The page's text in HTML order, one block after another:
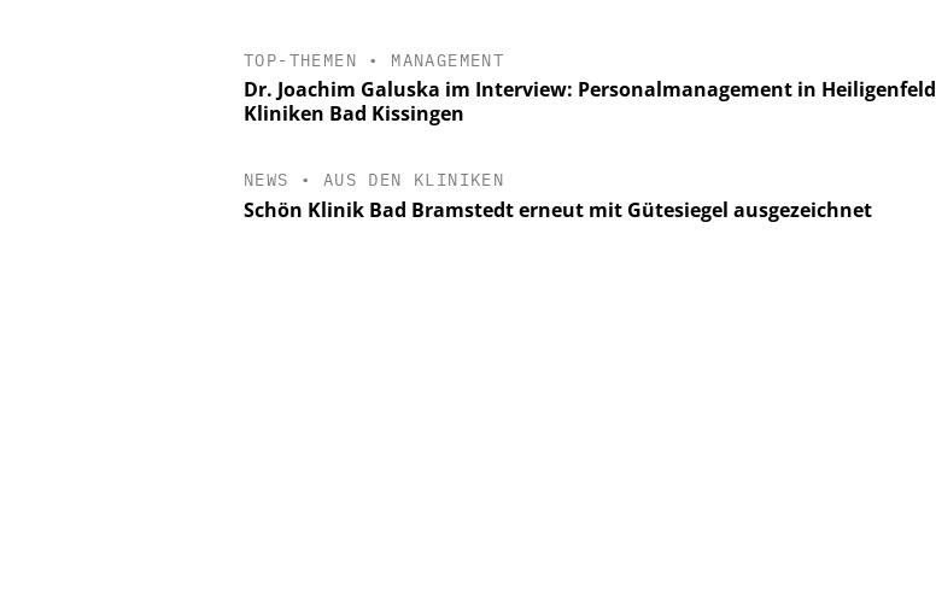
TOP-THEMEN • MANAGEMENT
Dr. Joachim Galuska im Interview: Personalmanagement in Heiligenfeld
Kliniken Bad Kissingen
NEWS • AUS DEN KLINIKEN
Schön Klinik Bad Bramstedt erneut mit Gütesiegel ausgezeichnet